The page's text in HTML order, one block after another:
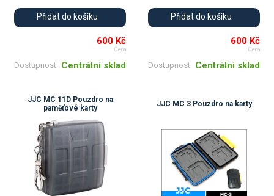
Přidat do košíku
600 Kč
Cena
Dostupnost Centrální sklad
Přidat do košíku
600 Kč
Cena
Dostupnost Centrální sklad
JJC MC 11D Pouzdro na
paměťové karty
JJC MC 3 Pouzdro na karty